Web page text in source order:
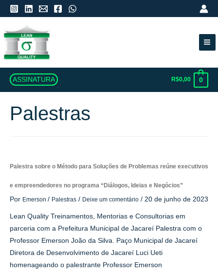
ASSINATURA R$0,00 0
Palestras
Palestra sobre o Método para Soluções de Problemas reúne executivos
e empreendedores no programa “Diálogos, Ideias e Negócios”
Por Emerson / Palestras / Deixe um comentário / 20 de junho de 2023
Lean Quality Treinamentos, Mentorias e Consultorias em
parceria com a Prefeitura Municipal de Jacareí Palestra com o
Professor Emerson João da Silva. Paço Municipal de Jacareí
Diretora de Desenvolvimento de Jacareí Luci Ueti
homenageando o palestrante Professor Emerson